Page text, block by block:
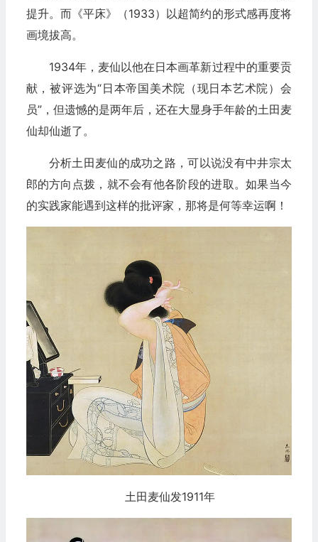
提升。而《平床》（1933）以超简约的形式感再度将
画境拔高。
1934年，麦仙以他在日本画革新过程中的重要贡
献，被评选为“日本帝国美术院（现日本艺术院）会
员”，但遗憾的是两年后，还在大显身手年龄的土田麦
仙却仙逝了。
分析土田麦仙的成功之路，可以说没有中井宗太
郎的方向点拨，就不会有他各阶段的进取。如果当今
的实践家能遇到这样的批评家，那将是何等幸运啊！
土田麦仙发1911年